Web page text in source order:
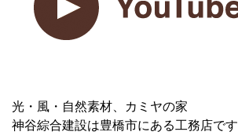
光・風・自然素材、カミヤの家
神谷綜合建設は豊橋市にある工務店です